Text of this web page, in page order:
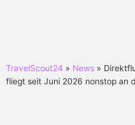
TravelScout24 » News »
fliegt seit Juni 2026 nonstop an